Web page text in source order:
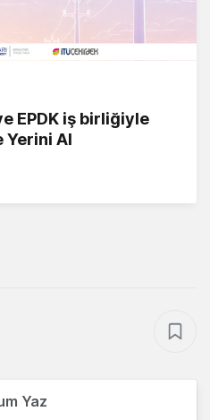
EPDK iş birliğiyle
Yerini Al
Yaz